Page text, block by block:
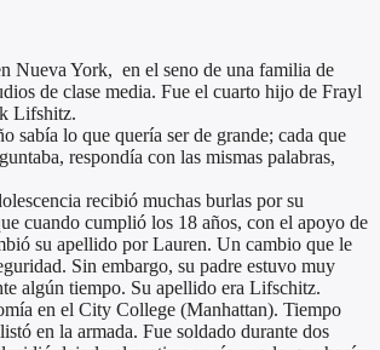
Nueva York, en el seno de una familia de
de clase media. Fue el cuarto hijo de Frayl
Lifshitz.
sabía lo que quería ser de grande; cada que
respondía con las mismas palabras,
recibió muchas burlas por su
cuando cumplió los 18 años, con el apoyo de
su apellido por Lauren. Un cambio que le
Sin embargo, su padre estuvo muy
algún tiempo. Su apellido era Lifschitz.
en el City College (Manhattan). Tiempo
en la armada. Fue soldado durante dos